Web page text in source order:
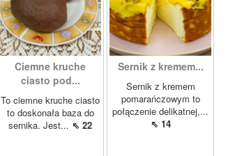
Ciemne kruche
ciasto pod...
To ciemne kruche ciasto
to doskonała baza do
sernika. Jest... ⇖ 22
Sernik z kremem...
Sernik z kremem
pomarańczowym to
połączenie delikatnej,...
⇖ 14